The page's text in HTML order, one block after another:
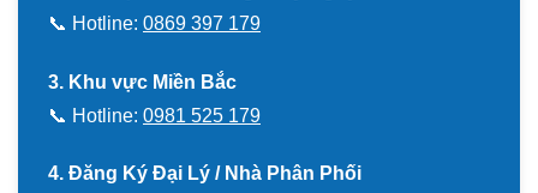
📞 Hotline: 0869 397 179
3. Khu vực Miền Bắc
📞 Hotline: 0981 525 179
4. Đăng Ký Đại Lý / Nhà Phân Phối